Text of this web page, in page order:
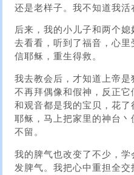
还是老样子。我不知道我活
后来，我的小儿子和两个
去看看，听到了福音，心
信耶稣，重生得救。
我去教会后，才知道上帝
不再拜偶像和假神，反正
和观音都是我的宝贝，花
耶稣，马上把家里的神台
不留。
我的脾气也改变了不少，
发脾气。我把心中重担全